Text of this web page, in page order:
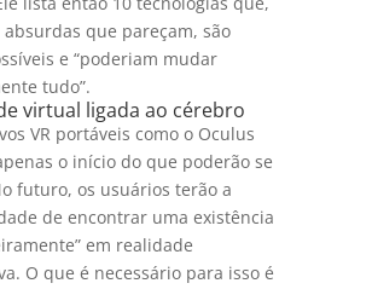
que pareçam, são
e “poderiam mudar
tudo”.
virtual ligada ao cérebro
VR portáveis como o Oculus
o início do que poderão se
futuro, os usuários terão a
de encontrar uma existência
em realidade
O que é necessário para isso é